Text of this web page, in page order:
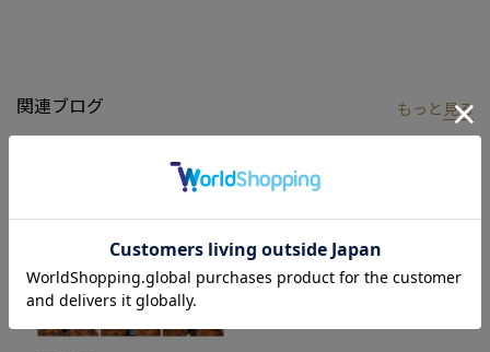
アメリカのシューズブランドで、特に高品質な革靴や靴、バッグ、
アクセサリーで知られています。
1928年に設立され、シカゴで創業されました。
洗練されたデザイン、優れた快適さ、そして耐久性を兼ね備えた
製品で多くの人々に愛されています。
特に人気があるのはビジネスシーンでもカジュアルシーンでも使
用できるスタイリッシュなシューズです。
また独自のテクノロジーを活かした「Grand.OS」など、快適さを
追求した設計にも定評があります。
関連ブログ もっと 見る